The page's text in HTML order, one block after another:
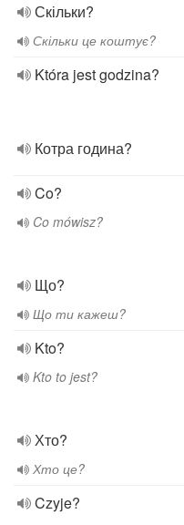
Скільки?
Скільки це коштує?
Która jest godzina?
Котра година?
Co?
Co mówisz?
Що?
Що ти кажеш?
Kto?
Kto to jest?
Хто?
Хто це?
Czyje?